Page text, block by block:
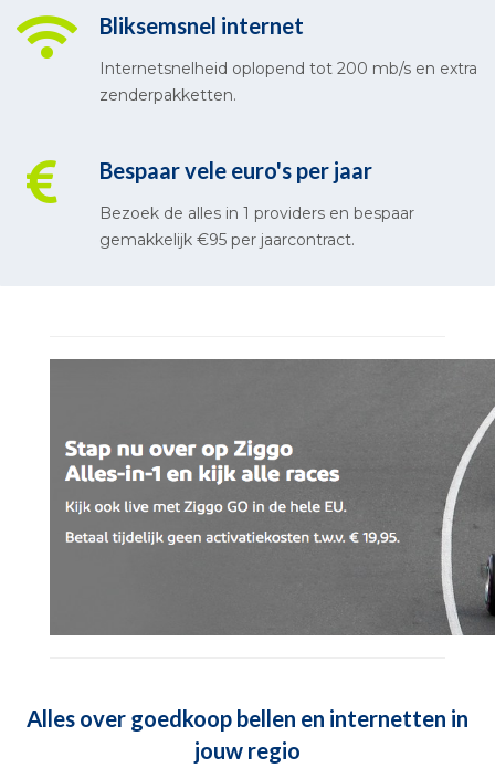
Bliksemsnel internet
Internetsnelheid oplopend tot 200 mb/s en extra
zenderpakketten.
Bespaar vele euro's per jaar
Bezoek de alles in 1 providers en bespaar
gemakkelijk €95 per jaarcontract.
Alles over goedkoop bellen en internetten in
jouw regio